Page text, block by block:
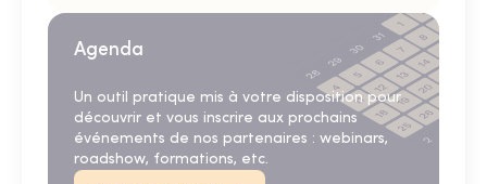
Agenda
Un outil pratique mis à votre disposition pour
découvrir et vous inscrire aux prochains
événements de nos partenaires : webinars,
roadshow, formations, etc.